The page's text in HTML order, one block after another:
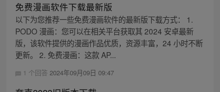
免费漫画软件下载最新版
以下为您推荐一些免费漫画软件的最新版下载方式： 1.
PODO 漫画：您可以在相关平台获取其 2024 安卓最新
版，该软件提供的漫画作品优质，资源丰富，24 小时不断
更新。 2. 免费漫画：这款 AP...
1 个回答 2024年09月09日 09:47